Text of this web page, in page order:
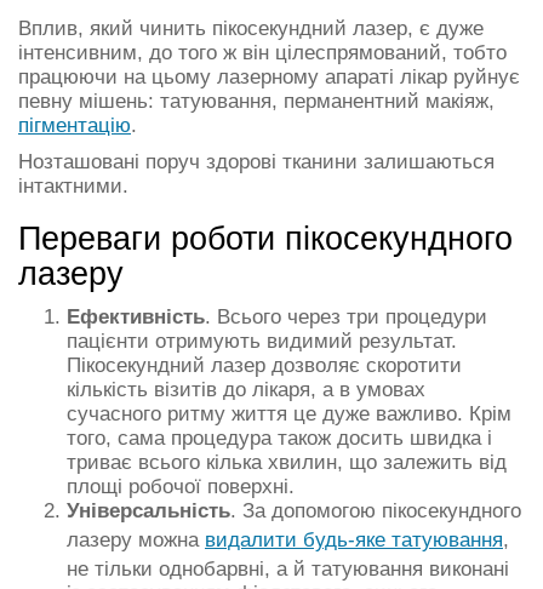
Вплив, який чинить пікосекундний лазер, є дуже
інтенсивним, до того ж він цілеспрямований, тобто
працюючи на цьому лазерному апараті лікар руйнує
певну мішень: татуювання, перманентний макіяж,
пігментацію.
Hозташовані поруч здорові тканини залишаються
інтактними.
Переваги роботи пікосекундного
лазеру
Ефективність. Всього через три процедури
пацієнти отримують видимий результат.
Пікосекундний лазер дозволяє скоротити
кількість візитів до лікаря, а в умовах
сучасного ритму життя це дуже важливо. Крім
того, сама процедура також досить швидка і
триває всього кілька хвилин, що залежить від
площі робочої поверхні.
Універсальність. За допомогою пікосекундного
лазеру можна видалити будь-яке татуювання,
не тільки однобарвні, а й татуювання виконані